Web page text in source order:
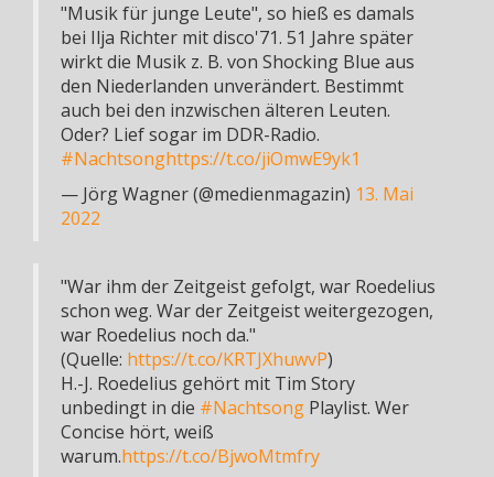
"Musik für junge Leute", so hieß es damals
bei Ilja Richter mit disco'71. 51 Jahre später
wirkt die Musik z. B. von Shocking Blue aus
den Niederlanden unverändert. Bestimmt
auch bei den inzwischen älteren Leuten.
Oder? Lief sogar im DDR-Radio.
#Nachtsonghttps://t.co/jiOmwE9yk1
— Jörg Wagner (@medienmagazin) 13. Mai
2022
"War ihm der Zeitgeist gefolgt, war Roedelius
schon weg. War der Zeitgeist weitergezogen,
war Roedelius noch da."
(Quelle: https://t.co/KRTJXhuwvP)
H.-J. Roedelius gehört mit Tim Story
unbedingt in die #Nachtsong Playlist. Wer
Concise hört, weiß
warum.https://t.co/BjwoMtmfry